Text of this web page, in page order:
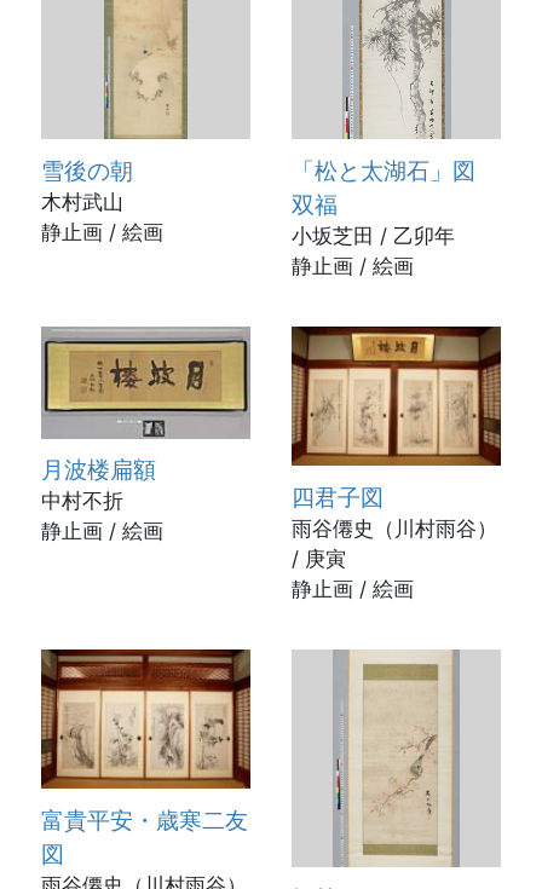
雪後の朝
木村武山
静止画 / 絵画
「松と太湖石」図
双福
小坂芝田 / 乙卯年
静止画 / 絵画
月波楼扁額
中村不折
静止画 / 絵画
四君子図
雨谷僊史（川村雨谷）
/ 庚寅
静止画 / 絵画
富貴平安・歳寒二友
図